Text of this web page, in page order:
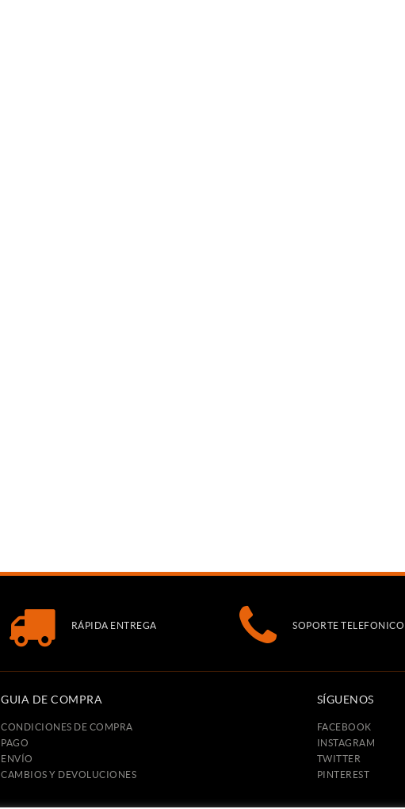
RÁPIDA ENTREGA SOPORTE TELEFONICO
GUIA DE COMPRA
CONDICIONES DE COMPRA
PAGO
ENVÍO
CAMBIOS Y DEVOLUCIONES
SÍGUENOS
FACEBOOK
INSTAGRAM
TWITTER
PINTEREST